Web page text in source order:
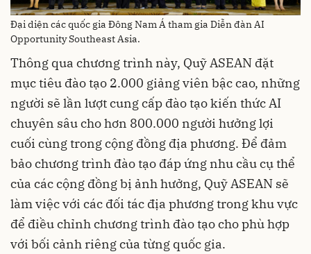
Đại diện các quốc gia Đông Nam Á tham gia Diễn đàn AI
Opportunity Southeast Asia.
Thông qua chương trình này, Quỹ ASEAN đặt
mục tiêu đào tạo 2.000 giảng viên bậc cao, những
người sẽ lần lượt cung cấp đào tạo kiến ​​thức AI
chuyên sâu cho hơn 800.000 người hưởng lợi
cuối cùng trong cộng đồng địa phương. Để đảm
bảo chương trình đào tạo đáp ứng nhu cầu cụ thể
của các cộng đồng bị ảnh hưởng, Quỹ ASEAN sẽ
làm việc với các đối tác địa phương trong khu vực
để điều chỉnh chương trình đào tạo cho phù hợp
với bối cảnh riêng của từng quốc gia.